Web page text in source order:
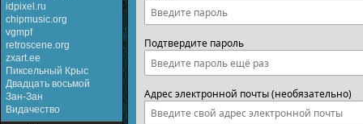
idpixel.ru
chipmusic.org
vgmpf
retroscene.org
zxart.ee
Пиксельный Крыс
Двадцать восьмой
Зан-Зан
Видачество
Подтвердите пароль
Адрес электронной почты (необязательно)